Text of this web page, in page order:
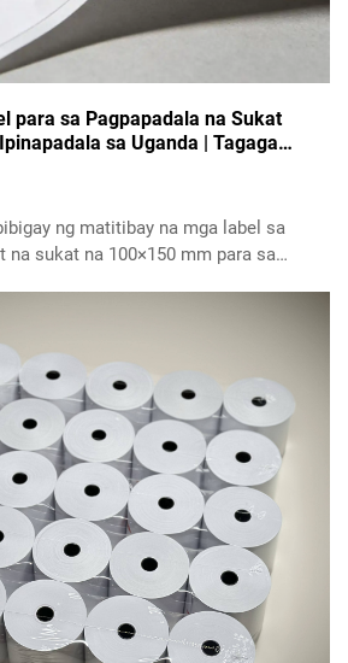
para sa Pagpapadala na Sukat
sa Uganda | Tagagawa
ng matitibay na mga label sa
na sukat na 100×150 mm para sa
ang libreng sample ngayon.